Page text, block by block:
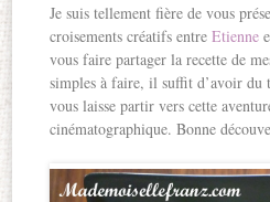
Je suis tellement fière de vous
croisements créatifs entreEtienne
vous faire partager la recette de
simples à faire, il suffit d’avoir du
vous laisse partir vers cette
cinématographique. Bonne